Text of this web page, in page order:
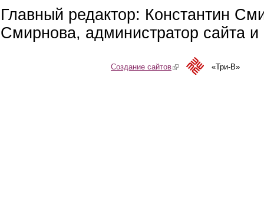
Главный редактор: Константин
Смирнова, администратор сайта
Создание сайтов(link is external)«Три-В»